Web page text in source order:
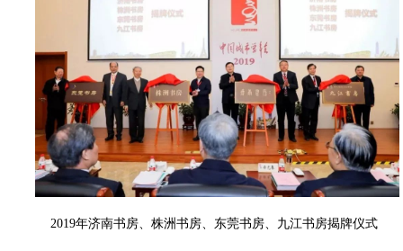
2019年济南书房、株洲书房、东莞书房、九江书房揭牌仪式